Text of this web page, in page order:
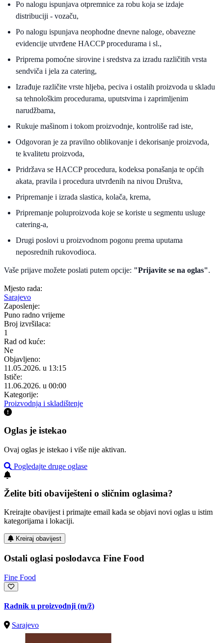
Po nalogu ispunjava otpremnice za robu koja se izdaje
distribuciji - vozaču,
Po nalogu ispunjava neophodne dnevne naloge, obavezne
evidencije utvrđene HACCP procedurama i sl.,
Priprema pomoćne sirovine i sredstva za izradu različitih vrsta
sendviča i jela za catering,
Izrađuje različite vrste hljeba, peciva i ostalih proizvoda u skladu
sa tehnološkim procedurama, uputstvima i zaprimljenim
narudžbama,
Rukuje mašinom i tokom proizvodnje, kontroliše rad iste,
Odgovoran je za pravilno oblikovanje i dekorisanje proizvoda,
te kvalitetu proizvoda,
Pridržava se HACCP procedura, kodeksa ponašanja te općih
akata, pravila i procedura utvrđenih na nivou Društva,
Pripremanje i izrada slastica, kolača, krema,
Pripremanje poluproizvoda koje se koriste u segmentu usluge
catering-a,
Drugi poslovi u proizvodnom pogonu prema uputama
neposrednih rukovodioca.
Vaše prijave možete poslati putem opcije: "Prijavite se na oglas".
Mjesto rada:
Sarajevo
Zaposlenje:
Puno radno vrijeme
Broj izvršilaca:
1
Rad od kuće:
Ne
Objavljeno:
11.05.2026. u 13:15
Ističe:
11.06.2026. u 00:00
Kategorije:
Proizvodnja i skladištenje
Oglas je istekao
Ovaj oglas je istekao i više nije aktivan.
Pogledajte druge oglase
Želite biti obaviješteni o sličnim oglasima?
Kreirajte obavijest i primajte email kada se objavi novi oglas u istim
kategorijama i lokaciji.
Kreiraj obavijest
Ostali oglasi poslodavca Fine Food
Fine Food
Radnik u proizvodnji (m/ž)
Sarajevo